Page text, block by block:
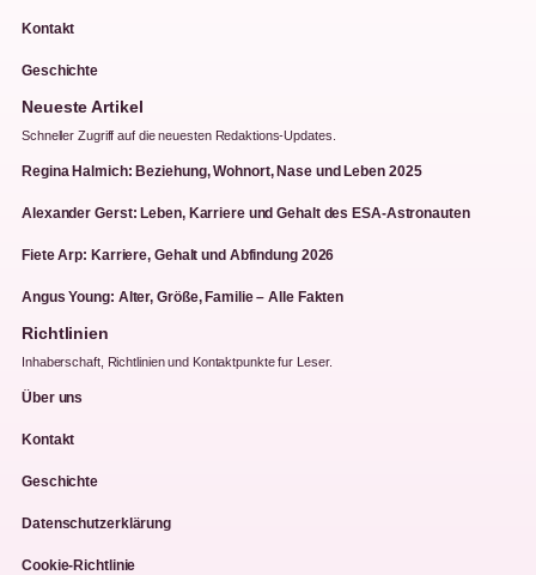
Kontakt
Geschichte
Neueste Artikel
Schneller Zugriff auf die neuesten Redaktions-Updates.
Regina Halmich: Beziehung, Wohnort, Nase und Leben 2025
Alexander Gerst: Leben, Karriere und Gehalt des ESA-Astronauten
Fiete Arp: Karriere, Gehalt und Abfindung 2026
Angus Young: Alter, Größe, Familie – Alle Fakten
Richtlinien
Inhaberschaft, Richtlinien und Kontaktpunkte fur Leser.
Über uns
Kontakt
Geschichte
Datenschutzerklärung
Cookie-Richtlinie